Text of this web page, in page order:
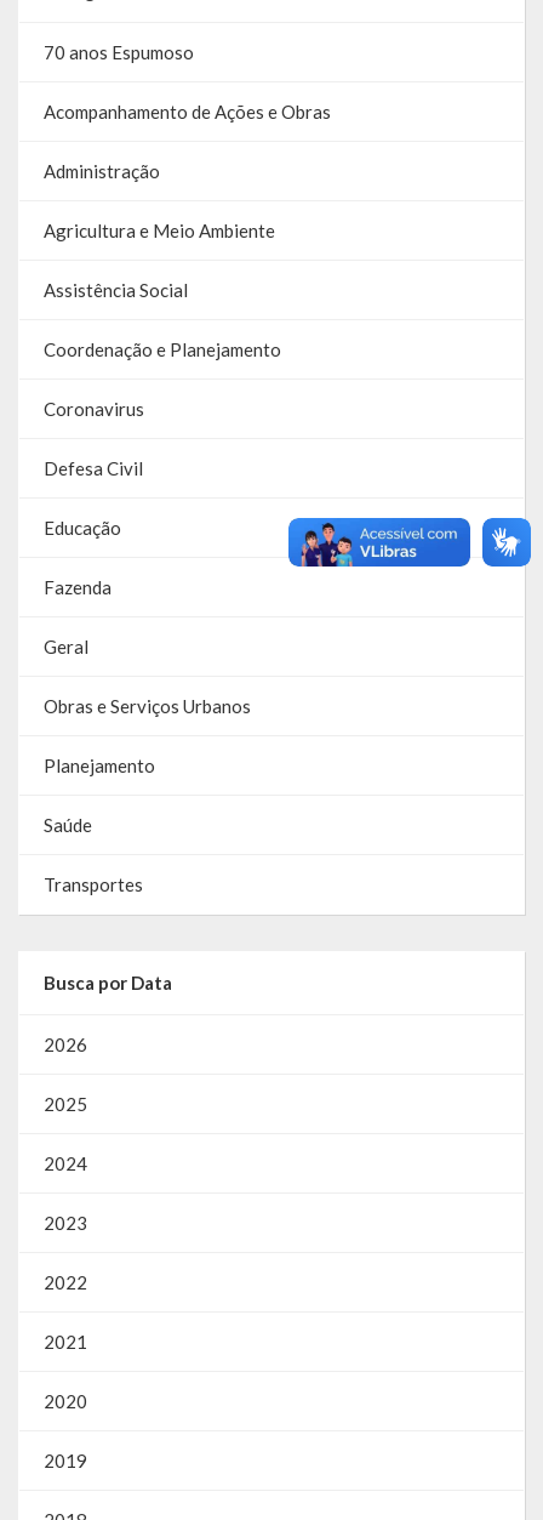
Prestação de Contas
Editais de Licitações (2014-2024)
Acesso à Informação
Portal da Transparência
SIC -Serviço de Informação do Cidadão
Diárias
Licitações e Leilões
Diário Oficial
70 anos Espumoso
Acompanhamento de Ações e Obras
Administração
Agricultura e Meio Ambiente
Assistência Social
Coordenação e Planejamento
Coronavirus
Defesa Civil
Educação
Fazenda
Geral
Obras e Serviços Urbanos
Planejamento
Saúde
Transportes
Busca por Data
2026
2025
2024
2023
2022
2021
2020
2019